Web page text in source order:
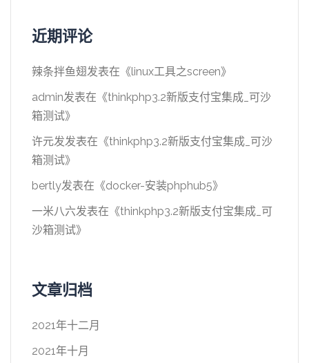
近期评论
辣条拌鱼翅发表在《linux工具之screen》
admin发表在《thinkphp3.2新版支付宝集成_可沙
箱测试》
许元发发表在《thinkphp3.2新版支付宝集成_可沙
箱测试》
bertly发表在《docker-安装phphub5》
一米八六发表在《thinkphp3.2新版支付宝集成_可
沙箱测试》
文章归档
2021年十二月
2021年十月